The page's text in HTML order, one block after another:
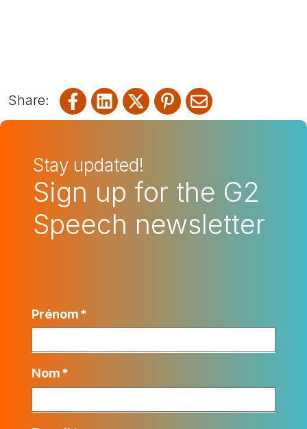
Share on Facebook
Share on LinkedIn
Share on XShare on Pinterest
Share via email
Stay updated!
Sign up for the G2
Speech newsletter
Prénom*
Nom*